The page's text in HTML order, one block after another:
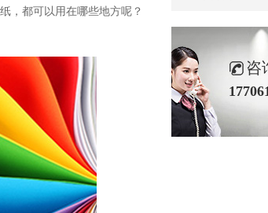
，都可以用在哪些地方呢？
咨